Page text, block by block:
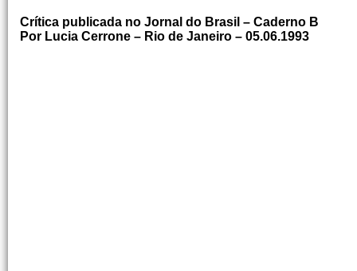
Crítica publicada no Jornal do Brasil – Caderno B
Por Lucia Cerrone – Rio de Janeiro – 05.06.1993